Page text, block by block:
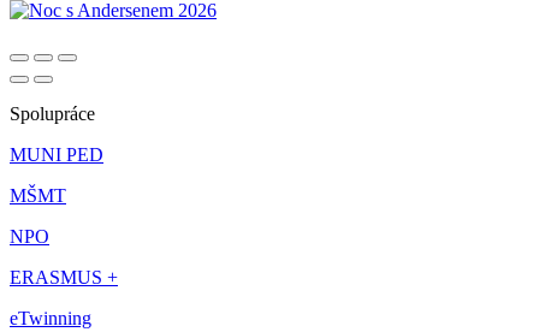
Spolupráce
MUNI PED
MŠMT
NPO
ERASMUS +
eTwinning